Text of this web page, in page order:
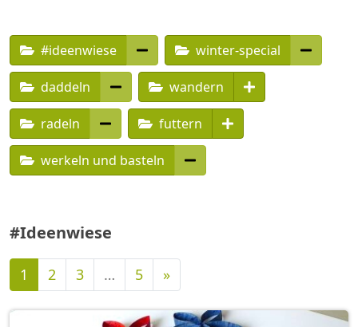
#ideenwiese winter-special
daddeln wandern
radeln futtern
werkeln und basteln
#Ideenwiese
1 2 3 … 5 »Nächste